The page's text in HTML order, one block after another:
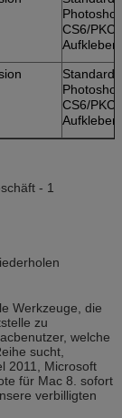
CS6/
Aufkleber
CS6/
Aufkleber
- 1
Werkzeuge, die
zu
welche
sucht,
2011, Microsoft
für Mac 8. sofort
verbilligten